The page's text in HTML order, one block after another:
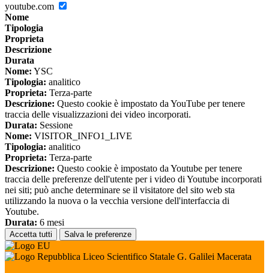
youtube.com
Nome
Tipologia
Proprieta
Descrizione
Durata
Nome: YSC
Tipologia: analitico
Proprieta: Terza-parte
Descrizione: Questo cookie è impostato da YouTube per tenere
traccia delle visualizzazioni dei video incorporati.
Durata: Sessione
Nome: VISITOR_INFO1_LIVE
Tipologia: analitico
Proprieta: Terza-parte
Descrizione: Questo cookie è impostato da Youtube per tenere
traccia delle preferenze dell'utente per i video di Youtube incorporati
nei siti; può anche determinare se il visitatore del sito web sta
utilizzando la nuova o la vecchia versione dell'interfaccia di
Youtube.
Durata: 6 mesi
Accetta tutti Salva le preferenze
Liceo Scientifico Statale G. Galilei Macerata